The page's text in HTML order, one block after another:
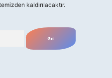
kaldırılacaktır.